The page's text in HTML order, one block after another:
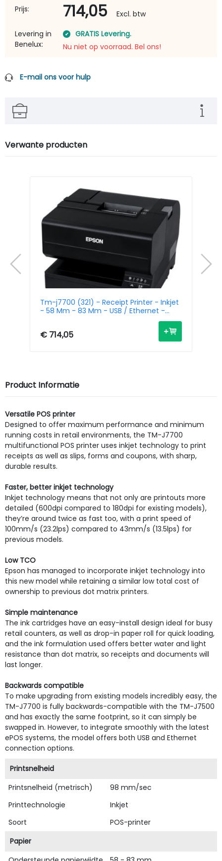
Prijs: 714,05
Excl. btw
Levering in
Benelux:
GRATIS Levering.
Nu niet op voorraad. Bel ons!
E-mail ons voor hulp
Verwante producten
Tm-j7700 (321) - Receipt Printer - Inkjet
- 58 Mm - 83 Mm - USB / Ethernet -
€ 714,05
Product Informatie
Versatile POS printer
Designed to offer maximum performance and minimum
running costs in retail environments, the TM-J7700
multifunctional POS printer uses inkjet technology to print
receipts as well as slips, forms and coupons, with sharp,
durable results.
Faster, better inkjet technology
Inkjet technology means that not only are printouts more
detailed (600dpi compared to 180dpi for existing models),
they’re around twice as fast too, with a print speed of
100mm/s (23.2lps) compared to 43mm/s (13.5lps) for
previous models.
Low TCO
Epson has managed to incorporate inkjet technology into
this new model while retaining a similar low total cost of
ownership to previous dot matrix printers.
Simple maintenance
The ink cartridges have an easy-install design ideal for busy
retail counters, as well as drop-in paper roll for quick loading,
and the ink formulation used offers better water and light
resistance than dot matrix, so receipts and documents will
last longer.
Backwards compatible
To make upgrading from existing models incredibly easy, the
TM-J7700 is fully backwards-compatible with the TM-J7500
and has exactly the same footprint, so it can simply be
swapped in. However, to integrate smoothly with the latest
ePOS systems, the model offers both USB and Ethernet
connection options.
Printsnelheid
Printsnelheid (metrisch)
98 mm/sec
Printtechnologie
Inkjet
Soort
POS-printer
Papier